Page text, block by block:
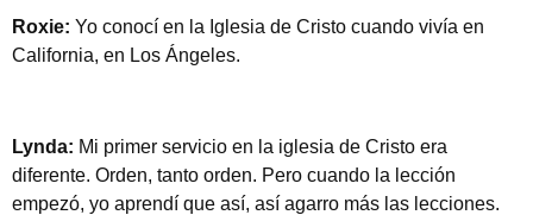
Roxie: Yo conocí en la Iglesia de Cristo cuando vivía en
California, en Los Ángeles.
Lynda: Mi primer servicio en la iglesia de Cristo era
diferente. Orden, tanto orden. Pero cuando la lección
empezó, yo aprendí que así, así agarro más las lecciones.